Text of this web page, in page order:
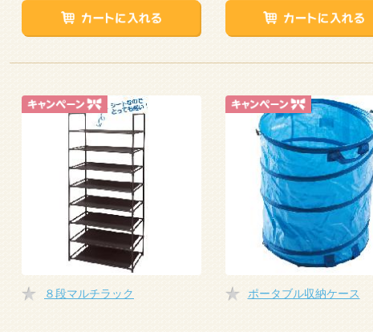
８段マルチラック ポータブル収納ケース